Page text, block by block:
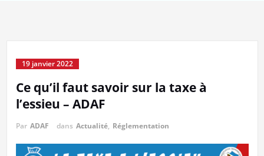
19 janvier 2022
Ce qu’il faut savoir sur la taxe à
l’essieu – ADAF
Par ADAF dans Actualité, Réglementation